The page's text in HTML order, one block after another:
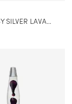
ASTRO BABY SILVER LAVALAMPA KLAR MED GRÖN LAVA